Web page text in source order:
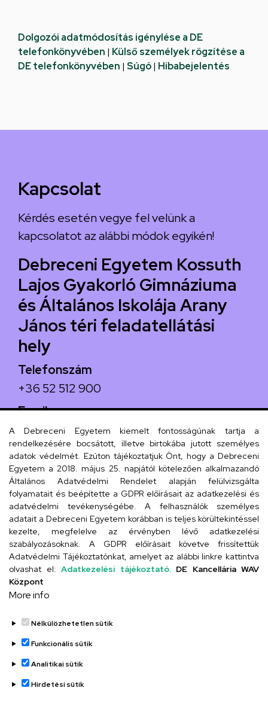
Dolgozói adatmódosítás igénylése a DE
telefonkönyvében | Külső személyek rögzítése a
DE telefonkönyvében | Súgó| Hibabejelentés
Kapcsolat
Kérdés esetén vegye fel velünk a
kapcsolatot az alábbi módok egyikén!
Debreceni Egyetem Kossuth
Lajos Gyakorló Gimnáziuma
és Általános Iskolája Arany
János téri feladatellátási
hely
Telefonszám
+36 52 512 900
Email
arany.titkarsag@arany-alt.unideb.hu
Cím
4026 Debrecen, Arany János tér 1.
Szervezeti telefonkönyv
UD telefonkönyv
Adatvédelem
Adatvédelem
A Debreceni Egyetem kiemelt fontosságúnak tartja a
rendelkezésére bocsátott, illetve birtokába jutott személyes
adatok védelmét. Ezúton tájékoztatjuk Önt, hogy a Debreceni
Egyetem a 2018. május 25. napjától kötelezően alkalmazandó
Általános Adatvédelmi Rendelet alapján felülvizsgálta
folyamatait és beépítette a GDPR előírásait az adatkezelési és
adatvédelmi tevékenységébe. A felhasználók személyes
adatait a Debreceni Egyetem korábban is teljes körültekintéssel
kezelte, megfelelve az érvényben lévő adatkezelési
szabályozásoknak. A GDPR előírásait követve frissítettük
Adatvédelmi Tájékoztatónkat, amelyet az alábbi linkre kattintva
olvashat el: Adatkezelési tájékoztató. DE Kancellária WAV
Központ
More info
Nélkülözhetetlen sütik
Funkcionális sütik
Analitikai sütik
Hirdetési sütik